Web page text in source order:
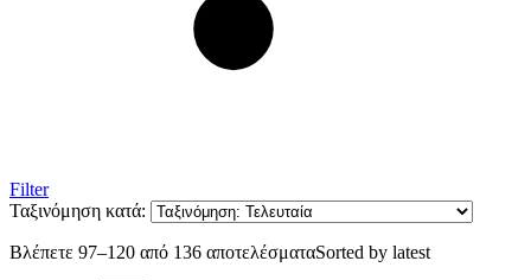
Filter
Ταξινόμηση κατά:
Βλέπετε 97–120 από 136 αποτελέσματαSorted by latest